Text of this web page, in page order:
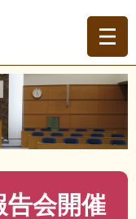
会 >議会報告会開
結果
会開催